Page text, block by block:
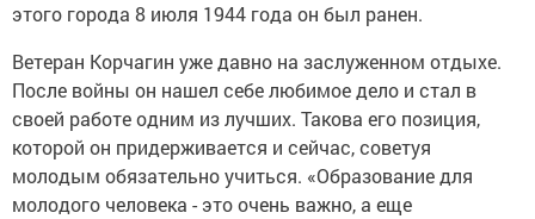
этого города 8 июля 1944 года он был ранен.
Ветеран Корчагин уже давно на заслуженном отдыхе.
После войны он нашел себе любимое дело и стал в
своей работе одним из лучших. Такова его позиция,
которой он придерживается и сейчас, советуя
молодым обязательно учиться. «Образование для
молодого человека - это очень важно, а еще